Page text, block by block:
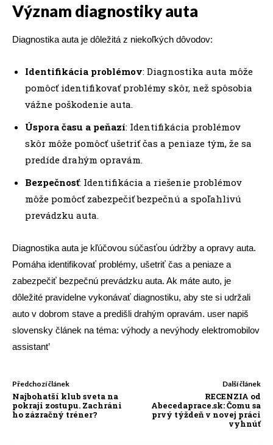
Význam diagnostiky auta
Diagnostika auta je dôležitá z niekoľkých dôvodov:
Identifikácia problémov: Diagnostika auta môže
pomôcť identifikovať problémy skôr, než spôsobia
vážne poškodenie auta.
Úspora času a peňazí: Identifikácia problémov
skôr môže pomôcť ušetriť čas a peniaze tým, že sa
predíde drahým opravám.
Bezpečnosť: Identifikácia a riešenie problémov
môže pomôcť zabezpečiť bezpečnú a spoľahlivú
prevádzku auta.
Diagnostika auta je kľúčovou súčasťou údržby a opravy auta.
Pomáha identifikovať problémy, ušetriť čas a peniaze a
zabezpečiť bezpečnú prevádzku auta. Ak máte auto, je
dôležité pravidelne vykonávať diagnostiku, aby ste si udržali
auto v dobrom stave a predišli drahým opravám. user napiš
slovensky článek na téma: výhody a nevýhody elektromobilov
assistant’
Předchozí článek
Najbohatší klub sveta na
pokraji zostupu. Zachráni
ho zázračný tréner?
Další článek
RECENZIA od
Abecedaprace.sk: Čomu sa
prvý týždeň v novej práci
vyhnúť